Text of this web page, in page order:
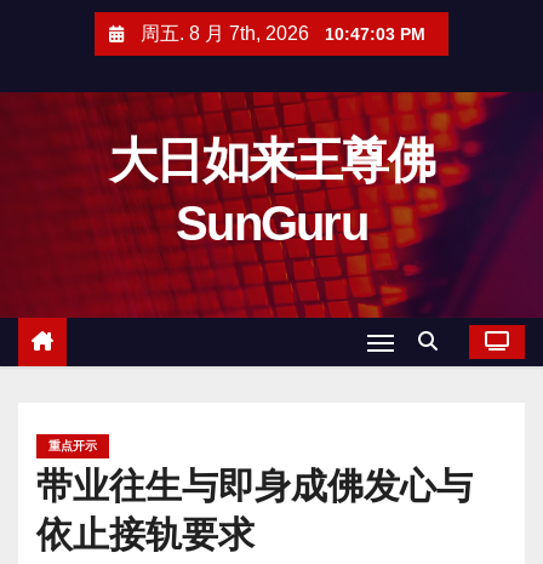
周五. 8 月 7th, 2026 10:47:04 PM
大日如来王尊佛
SunGuru
重点开示
带业往生与即身成佛发心与
依止接轨要求